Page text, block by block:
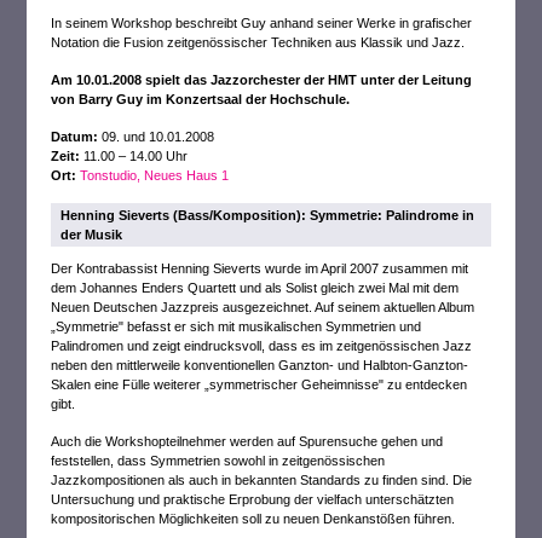
In seinem Workshop beschreibt Guy anhand seiner Werke in grafischer
Notation die Fusion zeitgenössischer Techniken aus Klassik und Jazz.
Am 10.01.2008 spielt das Jazzorchester der HMT unter der Leitung
von Barry Guy im Konzertsaal der Hochschule.
Datum: 09. und 10.01.2008
Zeit: 11.00 – 14.00 Uhr
Ort: Tonstudio, Neues Haus 1
Henning Sieverts (Bass/Komposition): Symmetrie: Palindrome in
der Musik
Der Kontrabassist Henning Sieverts wurde im April 2007 zusammen mit
dem Johannes Enders Quartett und als Solist gleich zwei Mal mit dem
Neuen Deutschen Jazzpreis ausgezeichnet. Auf seinem aktuellen Album
„Symmetrie" befasst er sich mit musikalischen Symmetrien und
Palindromen und zeigt eindrucksvoll, dass es im zeitgenössischen Jazz
neben den mittlerweile konventionellen Ganzton- und Halbton-Ganzton-
Skalen eine Fülle weiterer „symmetrischer Geheimnisse" zu entdecken
gibt.
Auch die Workshopteilnehmer werden auf Spurensuche gehen und
feststellen, dass Symmetrien sowohl in zeitgenössischen
Jazzkompositionen als auch in bekannten Standards zu finden sind. Die
Untersuchung und praktische Erprobung der vielfach unterschätzten
kompositorischen Möglichkeiten soll zu neuen Denkanstößen führen.